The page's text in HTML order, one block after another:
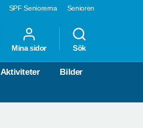
SPF Seniorerna Senioren
Mina sidor Sök
Aktiviteter Bilder